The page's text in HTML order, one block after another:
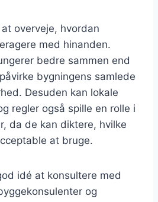
overveje, hvordan
med hinanden.
bedre sammen end
bygningens samlede
Desuden kan lokale
regler også spille en rolle i
da de kan diktere, hvilke
at bruge.
idé at konsultere med
og